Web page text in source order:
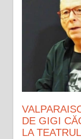
DE GIGI
LA